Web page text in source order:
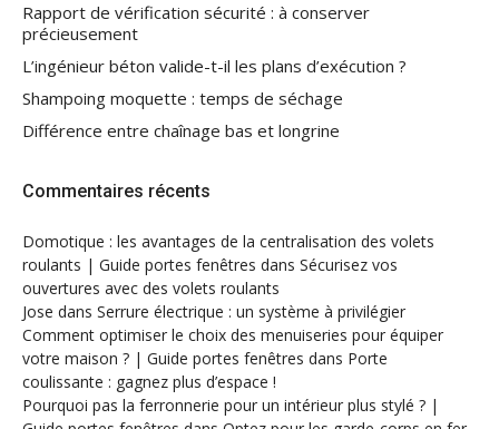
Rapport de vérification sécurité : à conserver
précieusement
L’ingénieur béton valide-t-il les plans d’exécution ?
Shampoing moquette : temps de séchage
Différence entre chaînage bas et longrine
Commentaires récents
Domotique : les avantages de la centralisation des volets
roulants | Guide portes fenêtres dans Sécurisez vos
ouvertures avec des volets roulants
Jose dans Serrure électrique : un système à privilégier
Comment optimiser le choix des menuiseries pour équiper
votre maison ? | Guide portes fenêtres dans Porte
coulissante : gagnez plus d’espace !
Pourquoi pas la ferronnerie pour un intérieur plus stylé ? |